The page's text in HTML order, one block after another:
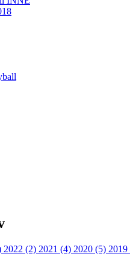
2022 (2) 2021 (4) 2020 (5) 2019